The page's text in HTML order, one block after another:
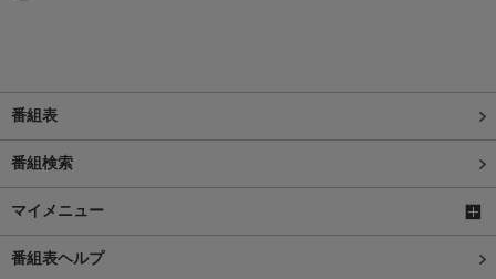
番組表
番組検索
マイメニュー
番組表ヘルプ